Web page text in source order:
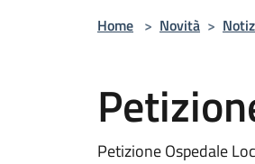
Home > Novità >
Petizione Ospedale